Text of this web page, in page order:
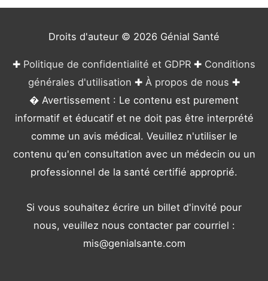
Droits d'auteur © 2026 Génial Santé
✚ Politique de confidentialité et GDPR ✚ Conditions
générales d'utilisation ✚ À propos de nous ✚
� Avertissement : Le contenu est purement
informatif et éducatif et ne doit pas être interprété
comme un avis médical. Veuillez n'utiliser le
contenu qu'en consultation avec un médecin ou un
professionnel de la santé certifié approprié.
Si vous souhaitez écrire un billet d'invité pour
nous, veuillez nous contacter par courriel :
mis@genialsante.com